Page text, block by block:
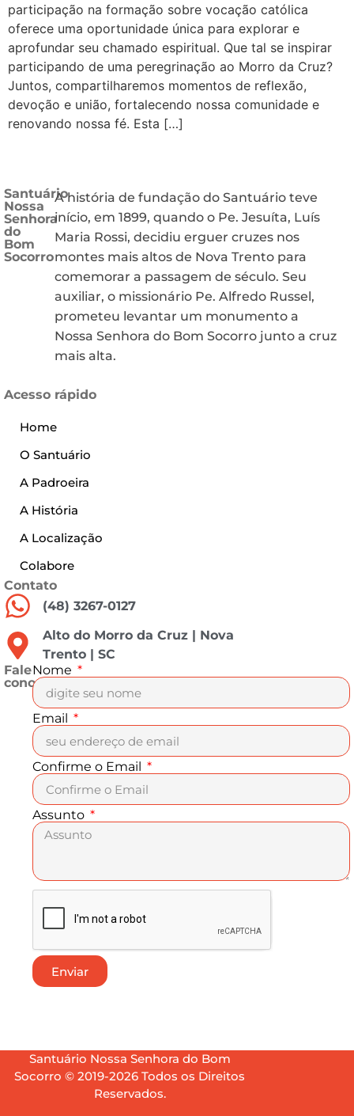
participação na formação sobre vocação católica
oferece uma oportunidade única para explorar e
aprofundar seu chamado espiritual. Que tal se inspirar
participando de uma peregrinação ao Morro da Cruz?
Juntos, compartilharemos momentos de reflexão,
devoção e união, fortalecendo nossa comunidade e
renovando nossa fé. Esta […]
Santuário
Nossa
Senhora
do
Bom
Socorro
A história de fundação do Santuário teve
início, em 1899, quando o Pe. Jesuíta, Luís
Maria Rossi, decidiu erguer cruzes nos
montes mais altos de Nova Trento para
comemorar a passagem de século. Seu
auxiliar, o missionário Pe. Alfredo Russel,
prometeu levantar um monumento a
Nossa Senhora do Bom Socorro junto a cruz
mais alta.
Acesso rápido
Home
O Santuário
A Padroeira
A História
A Localização
Colabore
Contato
(48) 3267-0127
Alto do Morro da Cruz | Nova
Trento | SC
Fale
conosco
Nome
Email
Confirme o Email
Assunto
Enviar
Santuário Nossa Senhora do Bom
Socorro © 2019-2026 Todos os Direitos
Reservados.